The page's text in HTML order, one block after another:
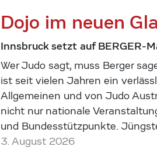
Dojo im neuen
Innsbruck setzt auf BERGER-
Wer Judo sagt, muss Berger
ist seit vielen Jahren ein
Allgemeinen und von Judo
nicht nur nationale
und Bundesstützpunkte.
3. August 2026